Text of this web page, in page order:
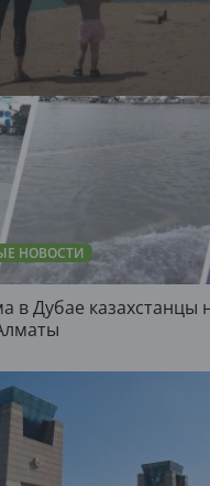
НОВОСТИ
в Дубае казахстанцы